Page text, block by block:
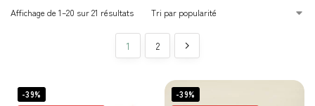
Affichage de 1–20 sur 21 résultats
1 2
-39%
-39%